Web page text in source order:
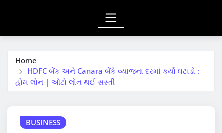
Home
HDFC બેંક અને Canara બેંકે વ્યાજના દરમાં કર્યો ઘટાડો :
હોમ લોન | ઓટો લોન થઈ સસ્તી
BUSINESS